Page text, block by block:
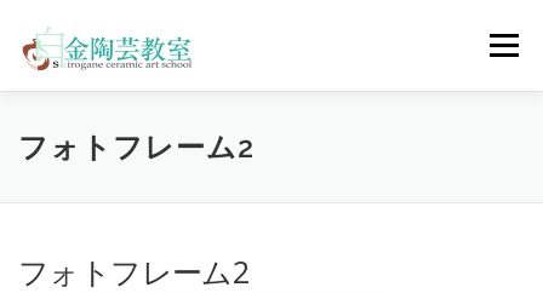
メニュー
陶芸体験コース ウェディングコース
フォトフレーム2
フォトフレーム2